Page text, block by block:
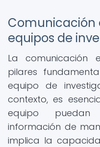
Comunicación
equipos de
La comunicación
pilares
equipo de
contexto, es
equipo
información de
implica la